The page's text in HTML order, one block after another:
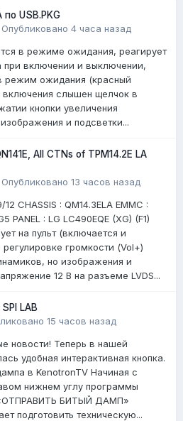
по USB.PKG
Опубликовано 4 часа назад
в режиме ожидания, реагирует
при включении и выключении,
режим ожидания (красный
включения слышен щелчок в
кнопки увеличения
и подсветки...
All CTNs of TPM14.2E LA
Опубликовано 13 часов назад
CHASSIS : QM14.3ELA EMMC :
PANEL : LG LC490EQE (XG) (F1)
на пульт (включается и
громкости (Vol+)
но изображения и
12 В на разъеме LVDS...
LAB
15 часов назад
новости! Теперь в нашей
удобная интерактивная кнопка.
в KenotronTV Начиная с
нижнем углу программы
«ОТПРАВИТЬ БИТЫЙ ДАМП»
подготовить техническую...